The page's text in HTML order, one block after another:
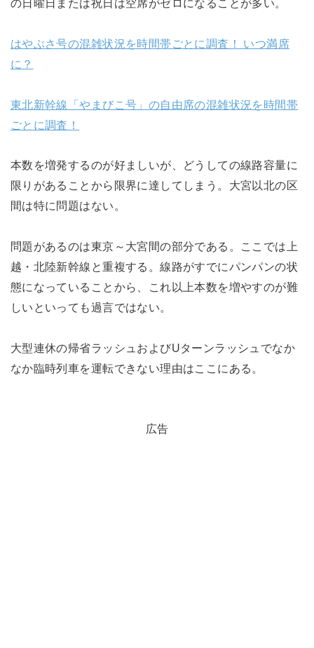
の日曜日または祝日は空席がゼロになることが多い。
はやぶさ号の混雑状況を時間帯ごとに調査！ いつ満席
に？
東北新幹線「やまびこ号」の自由席の混雑状況を時間帯
ごとに調査！
本数を増発するのが好ましいが、どうしての線路容量に
限りがあることから限界に達してしまう。大宮以北の区
間は特に問題はない。
問題があるのは東京～大宮間の部分である。ここでは上
越・北陸新幹線と重複する。線路がすでにパンパンの状
態になっていることから、これ以上本数を増やすのが難
しいといっても過言ではない。
大型連休の帰省ラッシュおよびUターンラッシュでなか
なか臨時列車を運転できない理由はここにある。
広告